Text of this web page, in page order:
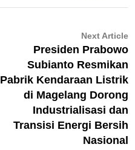
Next Article
Presiden Prabowo
Subianto Resmikan
Pabrik Kendaraan Listrik
di Magelang Dorong
Industrialisasi dan
Transisi Energi Bersih
Nasional